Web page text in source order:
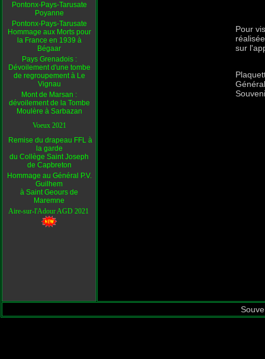
Pontonx-Pays-Tarusate
Poyanne
Pontonx-Pays-Tarusate
Hommage aux Morts pour
la France en 1939 à
Bégaar
Pays Grenadois :
Dévoilement d'une tombe
de regroupement à Le
Vignau
Mont de Marsan :
dévoilement de la Tombe
Moulère à Sarbazan
Voeux 2021
Remise du drapeau FFL à
la garde
du Collège Saint Joseph
de Capbreton
Hommage au Général P.V.
Guilhem
à Saint Geours de
Maremne
Aire-sur-l'Adour AGD 2021
Pour
sur